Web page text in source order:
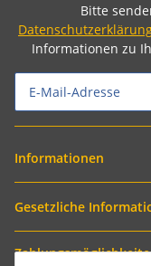
Bitte
Informationen zu
Informationen
Gesetzliche